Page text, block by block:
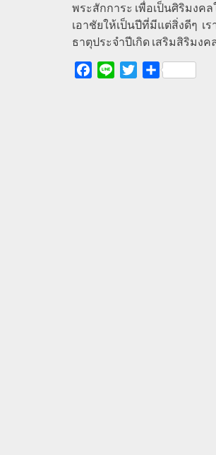
พระสักการะ เพื่อเป็นศิริมงค
เอาชัยให้เป็นปีที่มีแต่สิ่งดีๆ เร
ธาตุประจำปีเกิด เสริมสิริมงค
Facebook
Line TwitterShare